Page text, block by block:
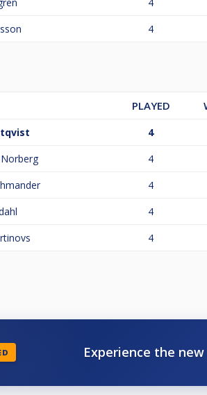
4
PLAYED
4
4
4
4
4
Experience the